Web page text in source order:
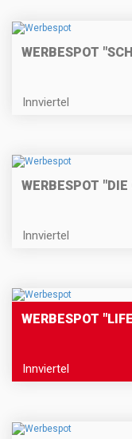
WERBESPOT
Innviertel
WERBESPOT
Innviertel
WERBESPOT
Innviertel